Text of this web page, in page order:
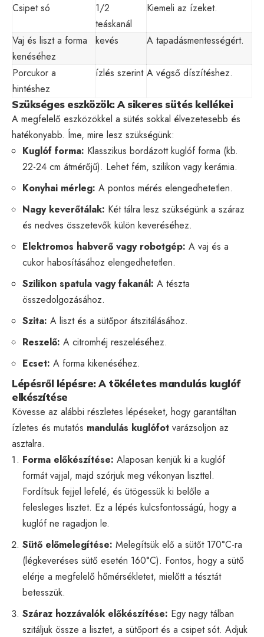
Csipet só
1/2
teáskanál
Kiemeli az ízeket.
Vaj és liszt a forma
kenéséhez
kevés A tapadásmentességért.
Porcukor a
hintéshez
ízlés szerint A végső díszítéshez.
Szükséges eszközök: A sikeres sütés kellékei
A megfelelő eszközökkel a sütés sokkal élvezetesebb és
hatékonyabb. Íme, mire lesz szükségünk:
Kuglóf forma: Klasszikus bordázott kuglóf forma (kb.
22-24 cm átmérőjű). Lehet fém, szilikon vagy kerámia.
Konyhai mérleg: A pontos mérés elengedhetetlen.
Nagy keverőtálak: Két tálra lesz szükségünk a száraz
és nedves összetevők külön keveréséhez.
Elektromos habverő vagy robotgép: A vaj és a
cukor habosításához elengedhetetlen.
Szilikon spatula vagy fakanál: A tészta
összedolgozásához.
Szita: A liszt és a sütőpor átszitálásához.
Reszelő: A citromhéj reszeléséhez.
Ecset: A forma kikenéséhez.
Lépésről lépésre: A tökéletes mandulás kuglóf
elkészítése
Kövesse az alábbi részletes lépéseket, hogy garantáltan
ízletes és mutatós mandulás kuglófot varázsoljon az
asztalra.
Forma előkészítése: Alaposan kenjük ki a kuglóf
formát vajjal, majd szórjuk meg vékonyan liszttel.
Fordítsuk fejjel lefelé, és ütögessük ki belőle a
felesleges lisztet. Ez a lépés kulcsfontosságú, hogy a
kuglóf ne ragadjon le.
Sütő előmelegítése: Melegítsük elő a sütőt 170°C-ra
(légkeveréses sütő esetén 160°C). Fontos, hogy a sütő
elérje a megfelelő hőmérsékletet, mielőtt a tésztát
betesszük.
Száraz hozzávalók előkészítése: Egy nagy tálban
szitáljuk össze a lisztet, a sütőport és a csipet sót. Adjuk